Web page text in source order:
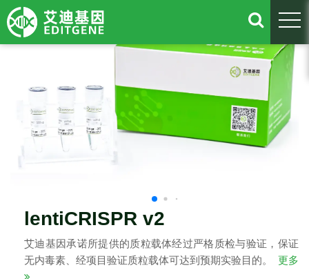
lentiCRISPR v2
艾迪基因承诺所提供的质粒载体经过严格质检与验证，保证
无内毒素、经项目验证质粒载体可达到预期实验目的。
更多